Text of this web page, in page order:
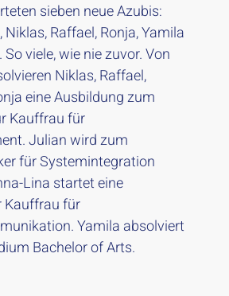
sieben neue Azubis:
Raffael, Ronja, Yamila
viele, wie nie zuvor. Von
Niklas, Raffael,
eine Ausbildung zum
Kauffrau für
Julian wird zum
für Systemintegration
Lina startet eine
Kauffrau für
Yamila absolviert
Bachelor of Arts.